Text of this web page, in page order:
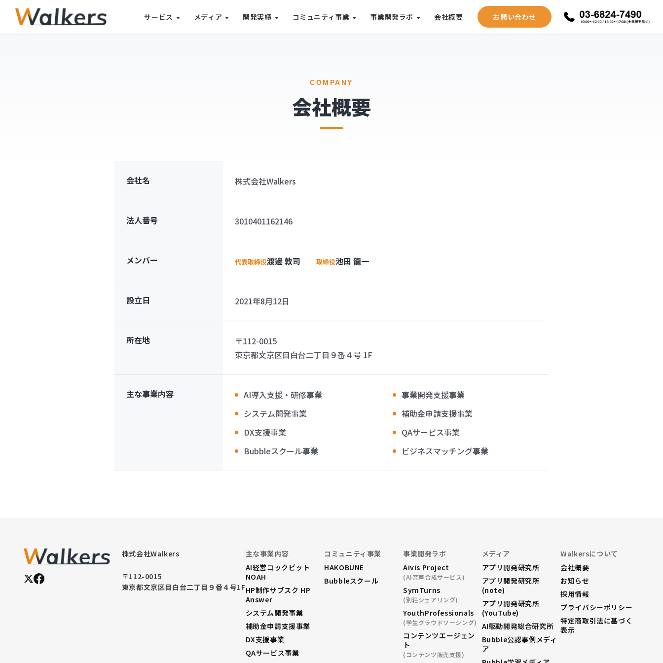
サービス メディア 開発実績 コミュニティ事業 事業開発ラボ 会社概要 お問い合わせ
COMPANY
会社概要
会社名 株式会社Walkers
法人番号 3010401162146
メンバー 代表取締役渡邊 敦司 取締役池田 龍一
設立日 2021年8月12日
所在地
〒112-0015
東京都文京区目白台二丁目９番４号 1F
主な事業内容 AI導入支援・研修事業
事業開発支援事業
システム開発事業
補助金申請支援事業
DX支援事業
QAサービス事業
Bubbleスクール事業
ビジネスマッチング事業
株式会社Walkers
〒112-0015
東京都文京区目白台二丁目９番４号1F
主な事業内容
AI経営コックピット
NOAH
HP制作サブスク HP
Answer
システム開発事業
補助金申請支援事業
DX支援事業
QAサービス事業
コミュニティ事業
HAKOBUNE
Bubbleスクール
事業開発ラボ
Aivis Project
(AI音声合成サービス)
SymTurns
(別荘シェアリング)
YouthProfessionals
(学生クラウドソーシング)
コンテンツエージェン
ト
(コンテンツ販売支援)
メディア
アプリ開発研究所
アプリ開発研究所
(note)
アプリ開発研究所
(YouTube)
AI駆動開発総合研究所
Bubble公認事例メディ
ア
Walkersについて
会社概要
お知らせ
採用情報
プライバシーポリシー
特定商取引法に基づく
表示